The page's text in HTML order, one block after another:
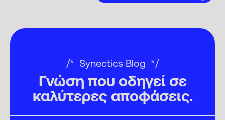
Synectics Blog
Γνώση που οδηγεί σε
καλύτερες αποφάσεις.